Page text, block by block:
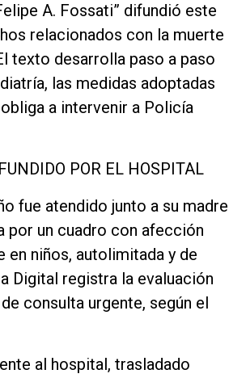
A. Fossati” difundió este
relacionados con la muerte
texto desarrolla paso a paso
las medidas adoptadas
a intervenir a Policía
POR EL HOSPITAL
fue atendido junto a su madre
por un cuadro con afección
niños, autolimitada y de
Digital registra la evaluación
consulta urgente, según el
al hospital, trasladado